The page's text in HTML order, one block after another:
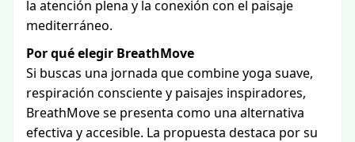
la atención plena y la conexión con el paisaje
mediterráneo.
Por qué elegir BreathMove
Si buscas una jornada que combine yoga suave,
respiración consciente y paisajes inspiradores,
BreathMove se presenta como una alternativa
efectiva y accesible. La propuesta destaca por su